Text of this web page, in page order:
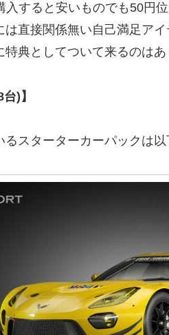
入すると安いものでも50円
直接関係無い自己満足ア
典としてついて来るのは
)】
スターターカーパックは以